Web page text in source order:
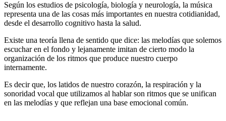
Según los estudios de psicología, biología y neurología, la música
representa una de las cosas más importantes en nuestra cotidianidad,
desde el desarrollo cognitivo hasta la salud.
Existe una teoría llena de sentido que dice: las melodías que solemos
escuchar en el fondo y lejanamente imitan de cierto modo la
organización de los ritmos que produce nuestro cuerpo
internamente.
Es decir que, los latidos de nuestro corazón, la respiración y la
sonoridad vocal que utilizamos al hablar son ritmos que se unifican
en las melodías y que reflejan una base emocional común.